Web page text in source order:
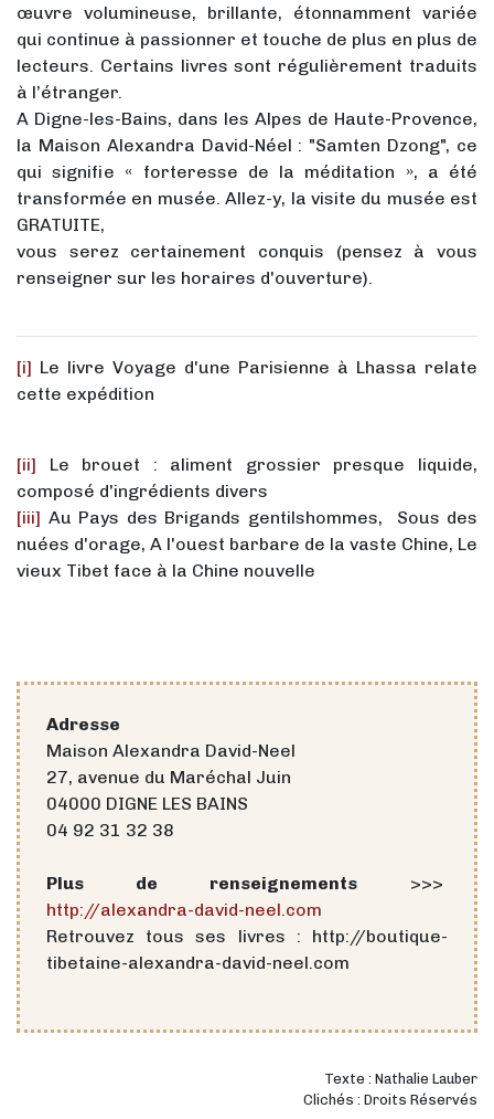
œuvre volumineuse, brillante, étonnamment variée
qui continue à passionner et touche de plus en plus de
lecteurs. Certains livres sont régulièrement traduits
à l’étranger.
A Digne-les-Bains, dans les Alpes de Haute-Provence,
la Maison Alexandra David-Néel : "Samten Dzong", ce
qui signifie « forteresse de la méditation », a été
transformée en musée. Allez-y, la visite du musée est
GRATUITE,
vous serez certainement conquis (pensez à vous
renseigner sur les horaires d'ouverture).
[i] Le livre Voyage d'une Parisienne à Lhassa relate
cette expédition
[ii] Le brouet : aliment grossier presque liquide,
composé d'ingrédients divers
[iii] Au Pays des Brigands gentilshommes, Sous des
nuées d'orage, A l'ouest barbare de la vaste Chine, Le
vieux Tibet face à la Chine nouvelle
Adresse
Maison Alexandra David-Neel
27, avenue du Maréchal Juin
04000 DIGNE LES BAINS
04 92 31 32 38
Plus de renseignements >>>
http://alexandra-david-neel.com
Retrouvez tous ses livres : http://boutique-
tibetaine-alexandra-david-neel.com
Texte : Nathalie Lauber
Clichés : Droits Réservés